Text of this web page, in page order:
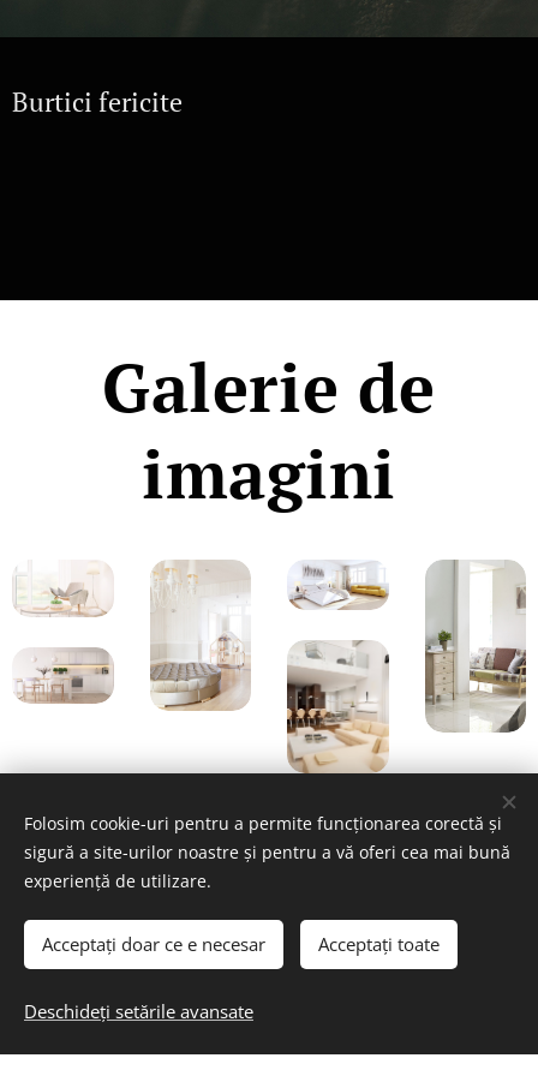
Burtici fericite
Galerie de
imagini
Share
Contactează-mă!
Folosim cookie-uri pentru a permite funcționarea corectă și
sigură a site-urilor noastre și pentru a vă oferi cea mai bună
experiență de utilizare.
Acceptați doar ce e necesar Acceptați toate
Deschideți setările avansate